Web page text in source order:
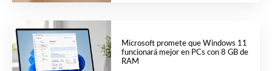
Microsoft promete que Windows 11
funcionará mejor en PCs con 8 GB de
RAM